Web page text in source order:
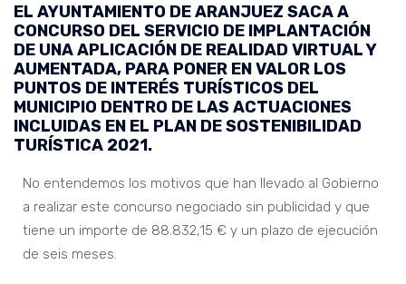
EL AYUNTAMIENTO DE ARANJUEZ SACA A
CONCURSO DEL SERVICIO DE IMPLANTACIÓN
DE UNA APLICACIÓN DE REALIDAD VIRTUAL Y
AUMENTADA, PARA PONER EN VALOR LOS
PUNTOS DE INTERÉS TURÍSTICOS DEL
MUNICIPIO DENTRO DE LAS ACTUACIONES
INCLUIDAS EN EL PLAN DE SOSTENIBILIDAD
TURÍSTICA 2021.
No entendemos los motivos que han llevado al Gobierno
a realizar este concurso negociado sin publicidad y que
tiene un importe de 88.832,15 € y un plazo de ejecución
de seis meses.